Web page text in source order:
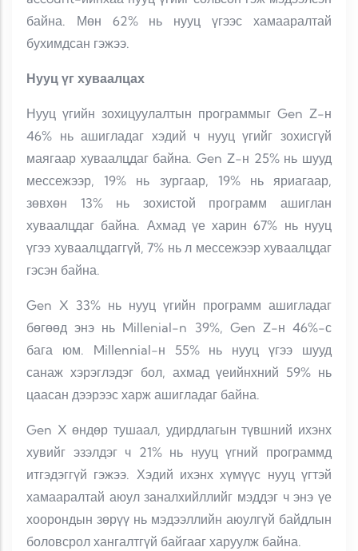
байна. Мөн 62% нь нууц үгээс хамааралтай
бухимдсан гэжээ.
Нууц үг хуваалцах
Нууц үгийн зохицуулалтын программыг Gen Z-н
46% нь ашигладаг хэдий ч нууц үгийг зохисгүй
маягаар хуваалцдаг байна. Gen Z-н 25% нь шууд
мессежээр, 19% нь зургаар, 19% нь яриагаар,
зөвхөн 13% нь зохистой программ ашиглан
хуваалцдаг байна. Ахмад үе харин 67% нь нууц
үгээ хуваалцдаггүй, 7% нь л мессежээр хуваалцдаг
гэсэн байна.
Gen X 33% нь нууц үгийн программ ашигладаг
бөгөөд энэ нь Millenial-n 39%, Gen Z-н 46%-с
бага юм. Millennial-н 55% нь нууц үгээ шууд
санаж хэрэглэдэг бол, ахмад үеийнхний 59% нь
цаасан дээрээс харж ашигладаг байна.
Gen X өндөр тушаал, удирдлагын түвшний ихэнх
хувийг эзэлдэг ч 21% нь нууц үгний программд
итгэдэггүй гэжээ. Хэдий ихэнх хүмүүс нууц үгтэй
хамааралтай аюул заналхийллийг мэддэг ч энэ үе
хоорондын зөрүү нь мэдээллийн аюулгүй байдлын
боловсрол хангалтгүй байгааг харуулж байна.